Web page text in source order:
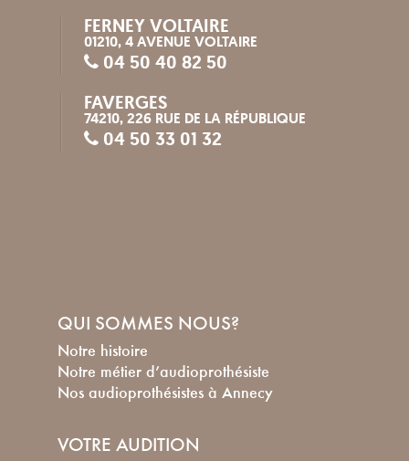
FERNEY VOLTAIRE
01210, 4 AVENUE VOLTAIRE
04 50 40 82 50
FAVERGES
74210, 226 RUE DE LA RÉPUBLIQUE
04 50 33 01 32
QUI SOMMES NOUS?
Notre histoire
Notre métier d’audioprothésiste
Nos audioprothésistes à Annecy
VOTRE AUDITION